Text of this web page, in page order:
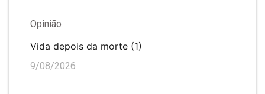
Opinião
Vida depois da morte (1)
9/08/2026